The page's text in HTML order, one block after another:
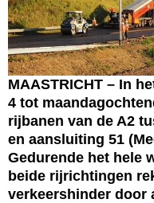
MAASTRICHT – In
4 tot
rijbanen van de A2
en aansluiting 51
Gedurende het hele
beide rijrichtingen
verkeershinder door